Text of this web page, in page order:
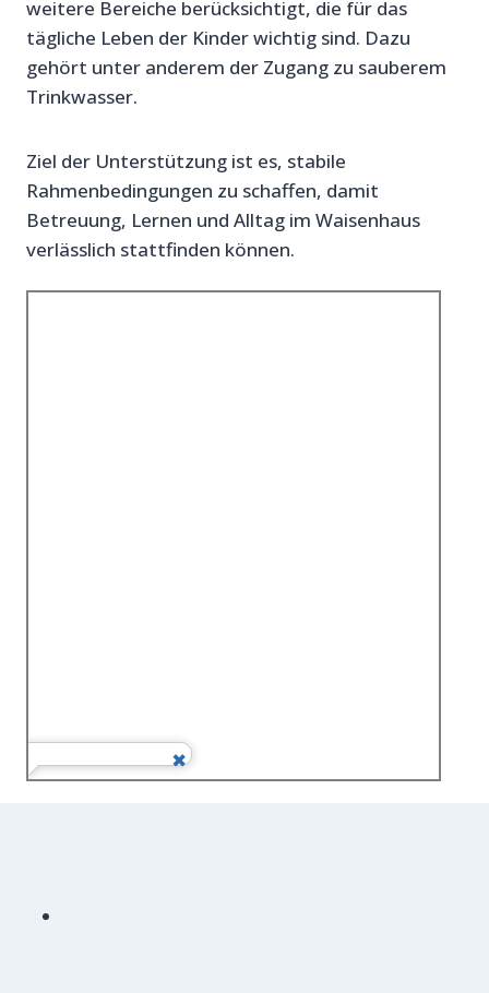
weitere Bereiche berücksichtigt, die für das
tägliche Leben der Kinder wichtig sind. Dazu
gehört unter anderem der Zugang zu sauberem
Trinkwasser.
Ziel der Unterstützung ist es, stabile
Rahmenbedingungen zu schaffen, damit
Betreuung, Lernen und Alltag im Waisenhaus
verlässlich stattfinden können.